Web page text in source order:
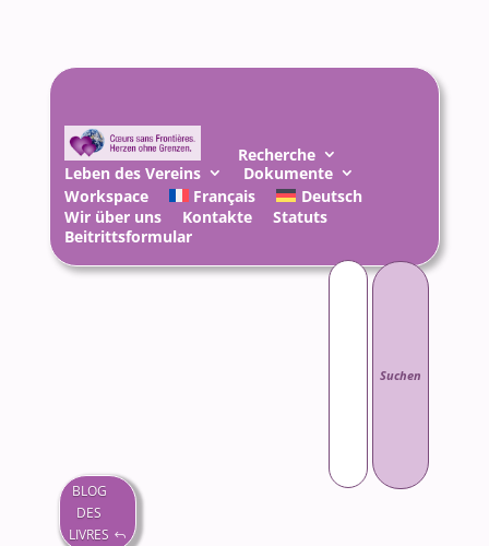
Recherche
Leben des Vereins
Dokumente
Workspace
Français
Deutsch
Wir über uns
Kontakte
Statuts
Beitrittsformular
Suchen
nach:
BLOG
DES
LIVRES